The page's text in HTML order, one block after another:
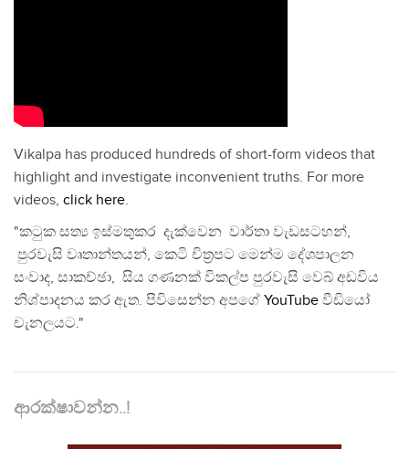
Vikalpa has produced hundreds of short-form videos that
highlight and investigate inconvenient truths. For more
videos, click here.
"කටුක සත්‍ය ඉස්මතුකර දැක්වෙන වාර්තා වැඩසටහන්,
පුරවැසි වෘතාන්තයන්, කෙටි චිත්‍රපට මෙන්ම දේශපාලන
සංවාද, සාකච්ඡා, සිය ගණනක් විකල්ප පුරවැසි වෙබ් අඩවිය
නිශ්පාදනය කර ඇත. පිවිසෙන්න අපගේ YouTube වීඩියෝ
චැනලයට."
ආරක්ෂාවන්න..!